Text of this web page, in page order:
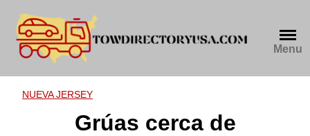
content
Menu
NUEVA JERSEY
Grúas cerca de